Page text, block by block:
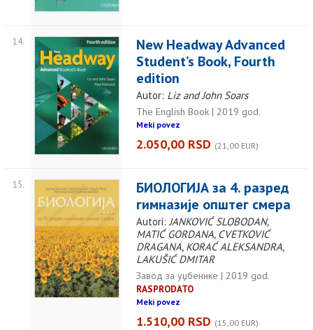
14.
New Headway Advanced
Student’s Book, Fourth
edition
Autor: Liz and John Soars
The English Book | 2019 god.
Meki povez
2.050,00 RSD (21,00 EUR)
15.
БИОЛОГИЈА за 4. разред
гимназије општег смера
Autori:JANKOVIĆ SLOBODAN,
MATIĆ GORDANA, CVETKOVIĆ
DRAGANA, KORAĆ ALEKSANDRA,
LAKUŠIĆ DMITAR
Завод за уџбенике | 2019 god.
RASPRODATO
Meki povez
1.510,00 RSD (15,00 EUR)